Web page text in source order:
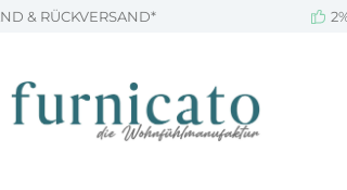
& RÜCKVERSAND*